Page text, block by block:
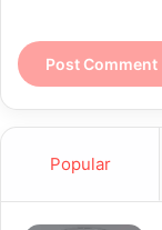
Popular